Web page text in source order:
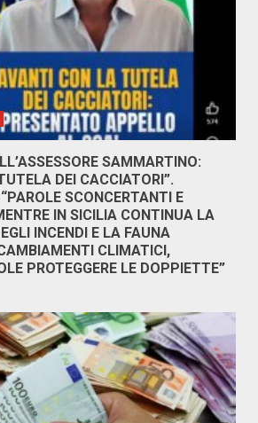
SAMMARTINO:
DEI CACCIATORI”.
SCONCERTANTI E
IN SICILIA CONTINUA LA
INCENDI E LA FAUNA
CLIMATICI,
PROTEGGERE LE DOPPIETTE”